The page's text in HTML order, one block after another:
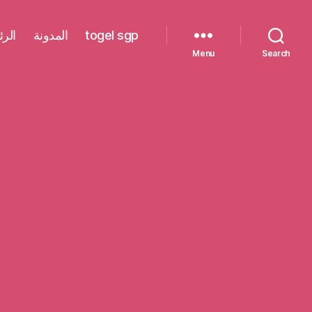
المدونة togel sgp
Menu Search